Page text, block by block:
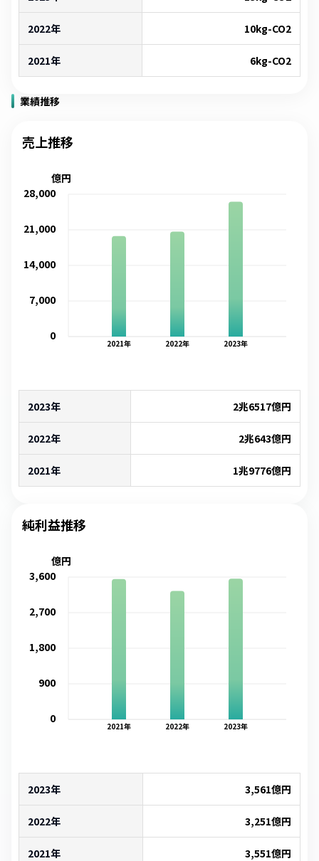
2022年 10kg-CO2
2021年 6kg-CO2
業績推移
売上推移
2021年 2022年 2023年
0
7,000
14,000
21,000
28,000
億円
2023年 2兆6517億円
2022年 2兆643億円
2021年 1兆9776億円
純利益推移
2021年 2022年 2023年
0
900
1,800
2,700
3,600
億円
2023年 3,561億円
2022年 3,251億円
2021年 3,551億円